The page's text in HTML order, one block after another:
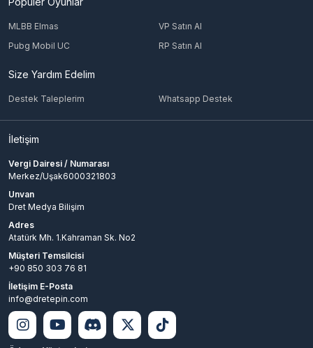
MLBB Elmas
VP Satın Al
Pubg Mobil UC
RP Satın Al
Size Yardım Edelim
Destek Taleplerim Whatsapp Destek
İletişim
Vergi Dairesi / Numarası
Merkez/Uşak6000321803
Unvan
Dret Medya Bilişim
Adres
Atatürk Mh. 1.Kahraman Sk. No2
Müşteri Temsilcisi
+90 850 303 76 81
İletişim E-Posta
info@dretepin.com